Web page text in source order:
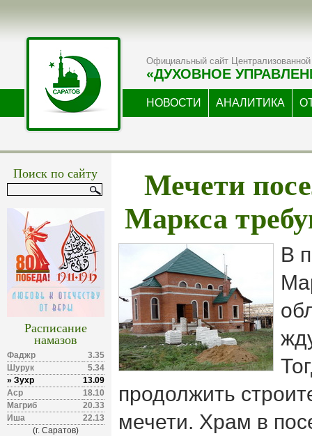
Официальный сайт Централизованной
«ДУХОВНОЕ
НОВОСТИ АНАЛИТИКА
Поиск по сайту
Расписание
намазов
Фаджр
3.35
Шурук
5.34
» Зухр
13.09
Аср
18.10
Магриб
20.33
Иша
22.13
(г. Саратов)
Мечети
Маркса
В
продолжить
мечети. Храм в